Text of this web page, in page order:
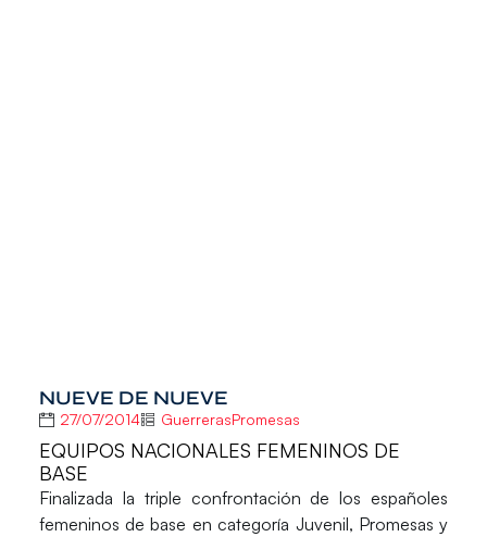
NUEVE DE NUEVE
27/07/2014 GuerrerasPromesas
EQUIPOS NACIONALES FEMENINOS DE
BASE
Finalizada la triple confrontación de los españoles
femeninos de base en categoría Juvenil, Promesas y